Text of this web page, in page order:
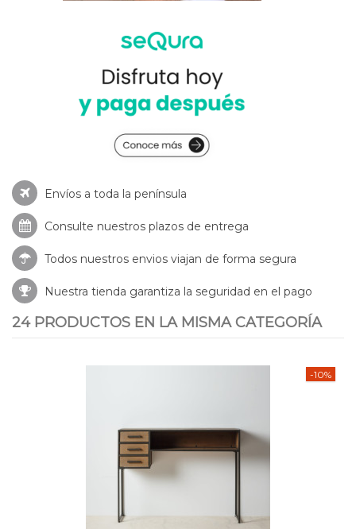
Envíos a toda la península
Consulte nuestros plazos de entrega
Todos nuestros envios viajan de forma segura
Nuestra tienda garantiza la seguridad en el pago
24 PRODUCTOS EN LA MISMA CATEGORÍA
-10%